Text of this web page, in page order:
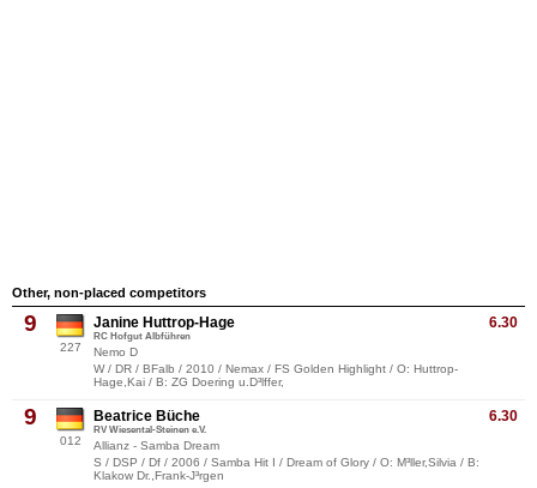
Other, non-placed competitors
9
227
6.30
Janine Huttrop-Hage
RC Hofgut Albführen
Nemo D
W / DR / BFalb / 2010 / Nemax / FS Golden Highlight / O: Huttrop-
Hage,Kai / B: ZG Doering u.D³lffer,
9
012
6.30
Beatrice Büche
RV Wiesental-Steinen e.V.
Allianz - Samba Dream
S / DSP / Df / 2006 / Samba Hit I / Dream of Glory / O: M³ller,Silvia / B:
Klakow Dr.,Frank-J³rgen